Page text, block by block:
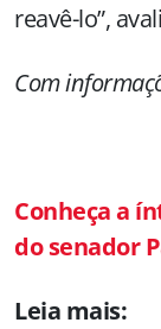
reavê-lo”,
Com
Conheça a
do senador
Leia mais: